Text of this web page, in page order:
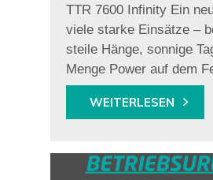
TTR 7600 Infinity Ein
viele starke Einsätze –
steile Hänge, sonnige
Menge Power auf dem
WEITERLESEN